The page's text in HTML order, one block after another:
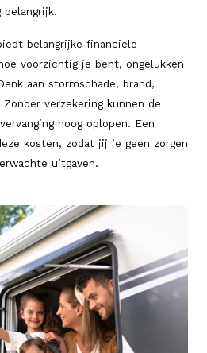
belangrijk.
belangrijke financiële
voorzichtig je bent, ongelukken
aan stormschade, brand,
verzekering kunnen de
hoog oplopen. Een
kosten, zodat jij je geen zorgen
uitgaven.